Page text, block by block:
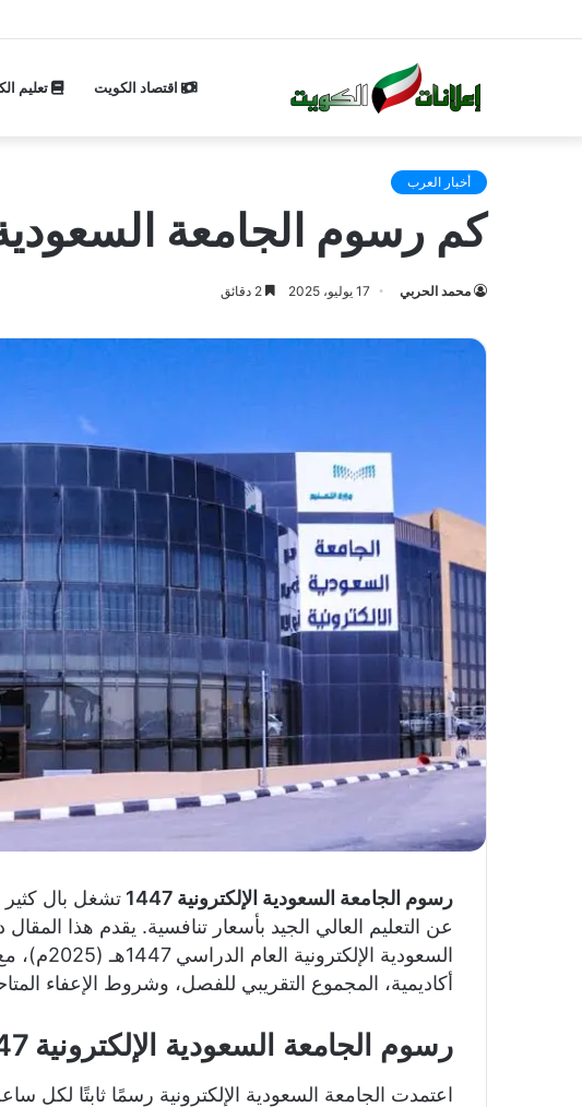
اقتصاد الكويت تعليم
أخبار العرب
كم رسوم الجامعة السعودية
محمد الحربي 17 يوليو، 2025
رسوم الجامعة السعودية الإلكترونية 1447
تشغل بال كثير
عن التعليم العالي الجيد بأسعار تنافسية. يقدم هذا
السعودية
أكاديمية، المجموع التقريبي للفصل، وشروط الإعفاء
رسوم الجامعة السعودية الإلكترونية 1447
اعتمدت الجامعة السعودية الإلكترونية رسمًا ثابتًا لكل